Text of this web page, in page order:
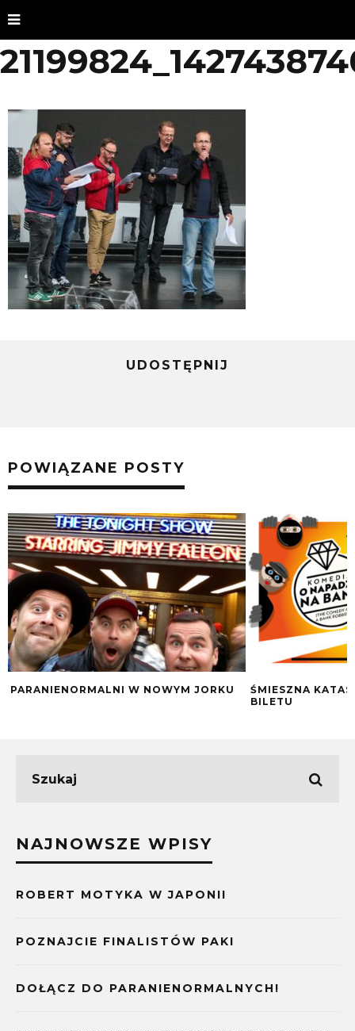
UDOSTĘPNIJ
POWIĄZANE POSTY
PARANIENORMALNI W NOWYM JORKU
ŚMIESZNA
BILETU
NAJNOWSZE WPISY
ROBERT MOTYKA W JAPONII
POZNAJCIE FINALISTÓW PAKI
DOŁĄCZ DO PARANIENORMALNYCH!